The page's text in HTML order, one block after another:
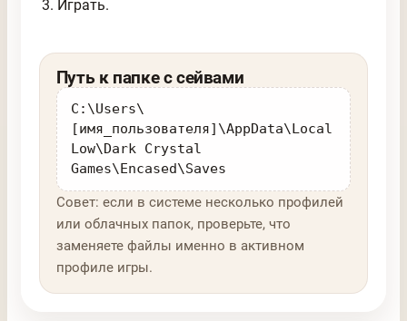
Играть.
Путь к папке с сейвами
C:\Users\
[имя_пользователя]\AppData\Local
Low\Dark Crystal
Games\Encased\Saves
Совет: если в системе несколько профилей
или облачных папок, проверьте, что
заменяете файлы именно в активном
профиле игры.